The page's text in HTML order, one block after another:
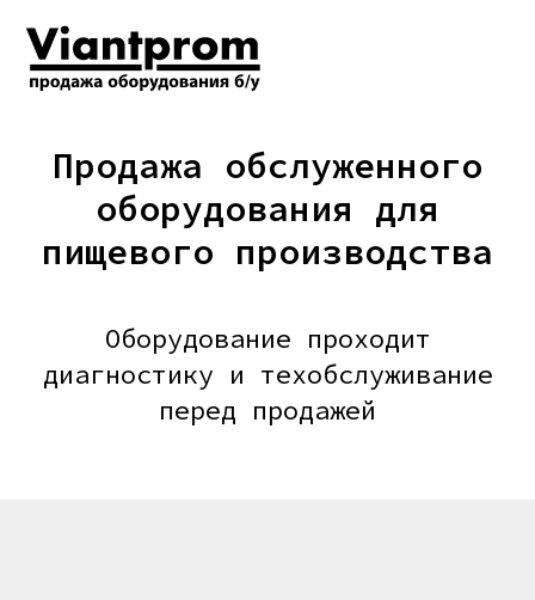
Продажа обслуженного
оборудования для
пищевого производства
Оборудование проходит
диагностику и техобслуживание
перед продажей